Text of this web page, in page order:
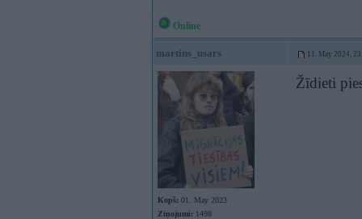
Online
martins_usars 11. May 2024,
Kopš: 01. May 2023
Ziņojumi: 1498
Žīdieti